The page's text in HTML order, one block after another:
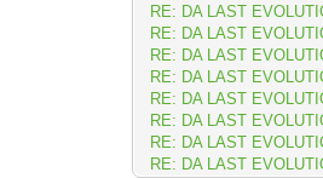
RE: DA LAST
RE: DA LAST
RE: DA LAST
RE: DA LAST
RE: DA LAST
RE: DA LAST
RE: DA LAST
RE: DA LAST